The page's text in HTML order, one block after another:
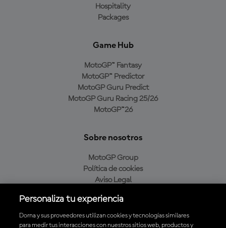
Hospitality
Packages
Game Hub
MotoGP™ Fantasy
MotoGP™ Predictor
MotoGP Guru Predict
MotoGP Guru Racing 25/26
MotoGP™26
Sobre nosotros
MotoGP Group
Política de cookies
Aviso Legal
Política de compra
Personaliza tu experiencia
Dorna y sus proveedores utilizan cookies y tecnologías similares
para medir tus interacciones con nuestros sitios web, productos y